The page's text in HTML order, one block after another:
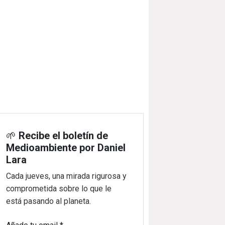
🌱 Recibe el boletín de
Medioambiente por Daniel
Lara
Cada jueves, una mirada rigurosa y
comprometida sobre lo que le
está pasando al planeta.